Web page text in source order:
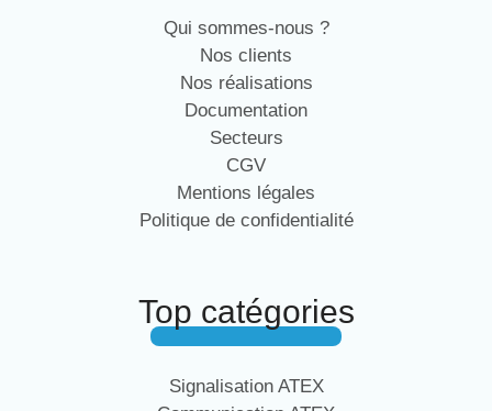
Qui sommes-nous ?
Nos clients
Nos réalisations
Documentation
Secteurs
CGV
Mentions légales
Politique de confidentialité
Top catégories
Signalisation ATEX